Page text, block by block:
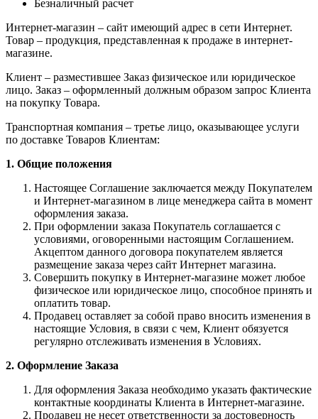
Безналичный расчет
Интернет-магазин – сайт имеющий адрес в сети Интернет.
Товар – продукция, представленная к продаже в интернет-
магазине.
Клиент – разместившее Заказ физическое или юридическое
лицо. Заказ – оформленный должным образом запрос Клиента
на покупку Товара.
Транспортная компания – третье лицо, оказывающее услуги
по доставке Товаров Клиентам:
1. Общие положения
Настоящее Соглашение заключается между Покупателем
и Интернет-магазином в лице менеджера сайта в момент
оформления заказа.
При оформлении заказа Покупатель соглашается с
условиями, оговоренными настоящим Соглашением.
Акцептом данного договора покупателем является
размещение заказа через сайт Интернет магазина.
Совершить покупку в Интернет-магазине может любое
физическое или юридическое лицо, способное принять и
оплатить товар.
Продавец оставляет за собой право вносить изменения в
настоящие Условия, в связи с чем, Клиент обязуется
регулярно отслеживать изменения в Условиях.
2. Оформление Заказа
Для оформления Заказа необходимо указать фактические
контактные координаты Клиента в Интернет-магазине.
Продавец не несет ответственности за достоверность